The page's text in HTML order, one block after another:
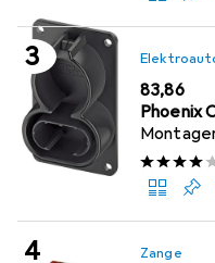
EUR
83,86
Phoenix
Zange